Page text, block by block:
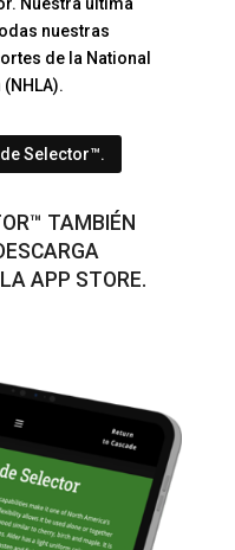
Nuestra última
nuestras
de la National
Selector™.
TAMBIÉN
APP STORE.